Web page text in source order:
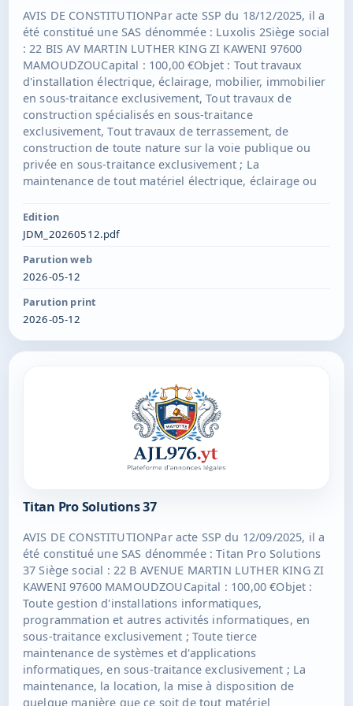
AVIS DE CONSTITUTIONPar acte SSP du 18/12/2025, il a
été constitué une SAS dénommée : Luxolis 2Siège social
: 22 BIS AV MARTIN LUTHER KING ZI KAWENI 97600
MAMOUDZOUCapital : 100,00 €Objet : Tout travaux
d'installation électrique, éclairage, mobilier, immobilier
en sous-traitance exclusivement, Tout travaux de
construction spécialisés en sous-traitance
exclusivement, Tout travaux de terrassement, de
construction de toute nature sur la voie publique ou
privée en sous-traitance exclusivement ; La
maintenance de tout matériel électrique, éclairage ou
traitance exclusivement ; Plus généralement, la
réalisation de tout acte, opération, installation,
aux activités visées inclus en sous-traitance
exclusivement. toutes prestations de services en
matière commerciale, administrative, financière ou
autres ;Président : Avelqina Holding, SAS, sise AVENUE
Edition
JDM_20260512.pdf
Parution web
2026-05-12
Parution print
2026-05-12
Titan Pro Solutions 37
AVIS DE CONSTITUTIONPar acte SSP du 12/09/2025, il a
été constitué une SAS dénommée : Titan Pro Solutions
37 Siège social : 22 B AVENUE MARTIN LUTHER KING ZI
KAWENI 97600 MAMOUDZOUCapital : 100,00 €Objet :
Toute gestion d'installations informatiques,
programmation et autres activités informatiques, en
sous-traitance exclusivement ; Toute tierce
maintenance de systèmes et d'applications
informatiques, en sous-traitance exclusivement ; La
maintenance, la location, la mise à disposition de
quelque manière que ce soit de tout matériel